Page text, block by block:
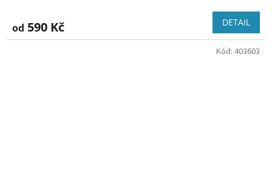
od 590 Kč DETAIL
Kód: 403603